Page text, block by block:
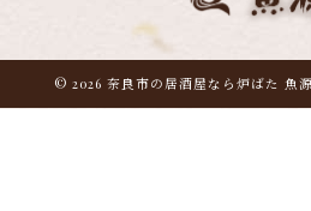
© 2026 奈良市の居酒屋なら炉ばた 魚